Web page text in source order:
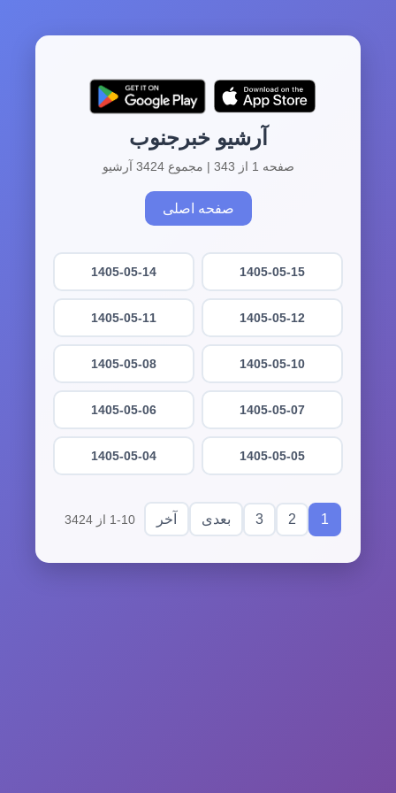
آرشیو خبرجنوب
صفحه 1 از 343 | مجموع 3424 آرشیو
صفحه اصلی
1405-05-15
1405-05-14
1405-05-12
1405-05-11
1405-05-10
1405-05-08
1405-05-07
1405-05-06
1405-05-05
1405-05-04
1
2
3 بعدی آخر 1-10 از 3424